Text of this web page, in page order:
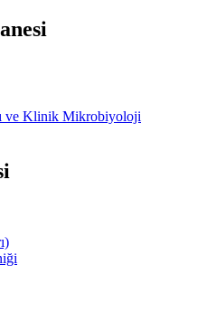
ve Klinik Mikrobiyoloji